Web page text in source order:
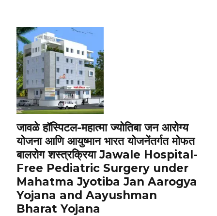
जावळे हॉस्पिटल-महात्मा ज्योतिबा जन आरोग्य
योजना आणि आयुष्मान भारत योजनेंतर्गत मोफत
बालरोग शस्त्रक्रिया Jawale Hospital-
Free Pediatric Surgery under
Mahatma Jyotiba Jan Aarogya
Yojana and Aayushman
Bharat Yojana